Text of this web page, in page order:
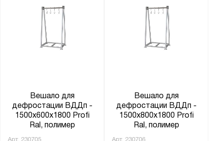
Вешало для
дефростации ВДДп -
1500x600x1800 Profi
Ral, полимер
Вешало для
дефростации ВДДп -
1500x800x1800 Profi
Ral, полимер